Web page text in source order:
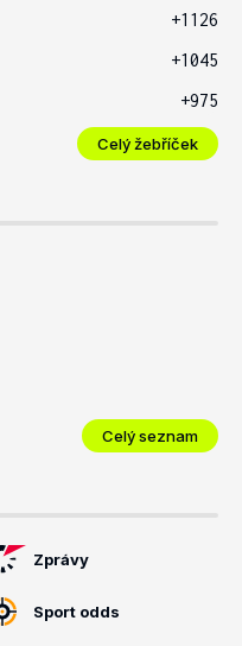
+1126
+1045
+975
Celý žebříček
Celý seznam
Zprávy
Sport odds